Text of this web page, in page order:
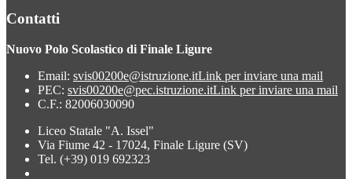
Contatti
Nuovo Polo Scolastico di Finale Ligure
Email: svis00200e@istruzione.itLink per inviare una mail
PEC: svis00200e@pec.istruzione.itLink per inviare una mail
C.F.: 82006030090
Liceo Statale "A. Issel"
Via Fiume 42 - 17024, Finale Ligure (SV)
Tel. (+39) 019 692323